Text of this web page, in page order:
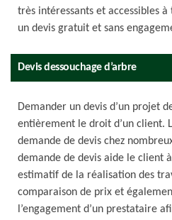
très intéressants et accessibles
un devis gratuit et sans
Devis dessouchage d’arbre
Demander un devis d’un projet
entièrement le droit d’un client.
demande de devis chez
demande de devis aide le client
estimatif de la réalisation des
comparaison de prix et
l’engagement d’un prestataire